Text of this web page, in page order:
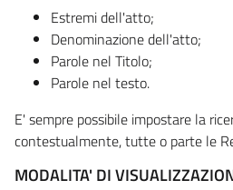
Estremi dell'atto;
Denominazione dell'atto;
Parole nel Titolo;
Parole nel testo.
E' sempre possibile impostare la
contestualmente, tutte o parte le
MODALITA' DI